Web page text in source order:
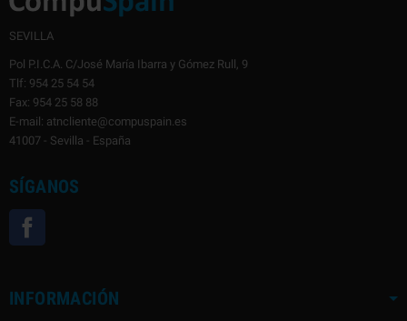
SEVILLA
Pol P.I.C.A. C/José María Ibarra y Gómez Rull, 9
Tlf: 954 25 54 54
Fax: 954 25 58 88
E-mail: atncliente@compuspain.es
41007 - Sevilla - España
SÍGANOS
INFORMACIÓN